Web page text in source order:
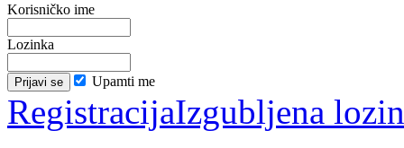
Korisničko ime
Lozinka
Upamti me
RegistracijaIzgubljena